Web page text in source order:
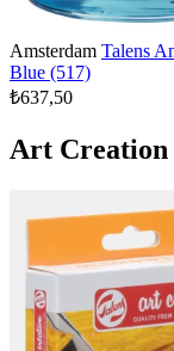
Amsterdam Talens
Blue (517)
₺637,50
Art Creation